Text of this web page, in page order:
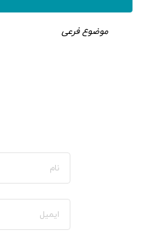
موضوع فرعی